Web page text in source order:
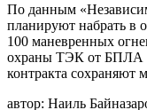
По данным
планируют набрать в
100 маневренных
охраны ТЭК от БПЛА
контракта сохраняют
автор: Наиль